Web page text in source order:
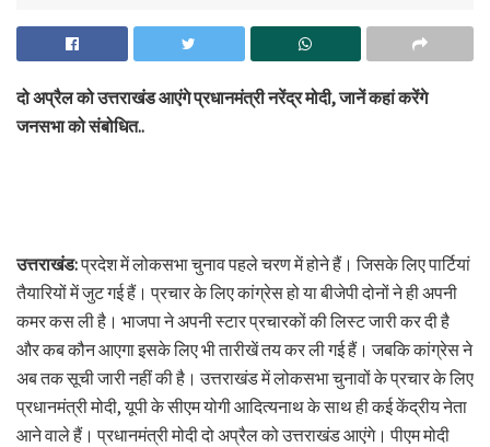
दो अप्रैल को उत्तराखंड आएंगे प्रधानमंत्री नरेंद्र मोदी, जानें कहां करेंगे
जनसभा को संबोधित..
उत्तराखंड:प्रदेश में लोकसभा चुनाव पहले चरण में होने हैं। जिसके लिए पार्टियां
तैयारियों में जुट गई हैं। प्रचार के लिए कांग्रेस हो या बीजेपी दोनों ने ही अपनी
कमर कस ली है। भाजपा ने अपनी स्टार प्रचारकों की लिस्ट जारी कर दी है
और कब कौन आएगा इसके लिए भी तारीखें तय कर ली गई हैं। जबकि कांग्रेस ने
अब तक सूची जारी नहीं की है। उत्तराखंड में लोकसभा चुनावों के प्रचार के लिए
प्रधानमंत्री मोदी, यूपी के सीएम योगी आदित्यनाथ के साथ ही कई केंद्रीय नेता
आने वाले हैं। प्रधानमंत्री मोदी दो अप्रैल को उत्तराखंड आएंगे। पीएम मोदी